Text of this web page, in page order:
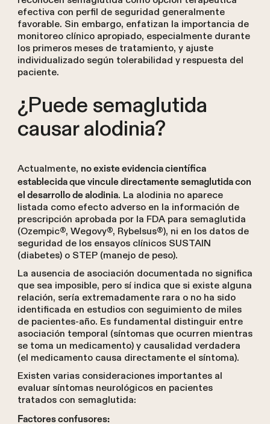
efectiva con perfil de seguridad generalmente
favorable. Sin embargo, enfatizan la importancia de
monitoreo clínico apropiado, especialmente durante
los primeros meses de tratamiento, y ajuste
individualizado según tolerabilidad y respuesta del
paciente.
¿Puede semaglutida
causar alodinia?
Actualmente, no existe evidencia científica
establecida que vincule directamente semaglutida con
el desarrollo de alodinia. La alodinia no aparece
listada como efecto adverso en la información de
prescripción aprobada por la FDA para semaglutida
(Ozempic®, Wegovy®, Rybelsus®), ni en los datos de
seguridad de los ensayos clínicos SUSTAIN
(diabetes) o STEP (manejo de peso).
La ausencia de asociación documentada no significa
que sea imposible, pero sí indica que si existe alguna
relación, sería extremadamente rara o no ha sido
identificada en estudios con seguimiento de miles
de pacientes-año. Es fundamental distinguir entre
asociación temporal (síntomas que ocurren mientras
se toma un medicamento) y causalidad verdadera
(el medicamento causa directamente el síntoma).
Existen varias consideraciones importantes al
evaluar síntomas neurológicos en pacientes
tratados con semaglutida:
Factores confusores: